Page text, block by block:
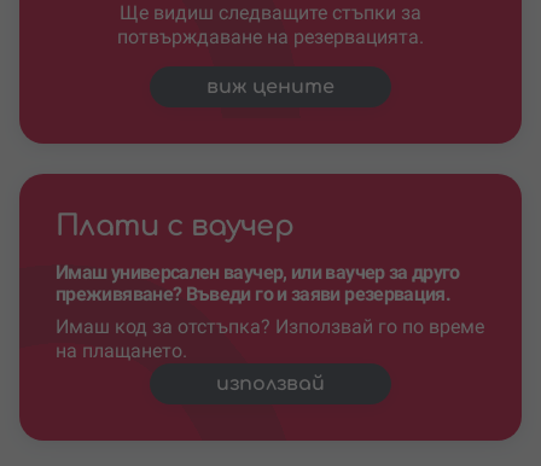
Ще видиш следващите стъпки за
потвърждаване на резервацията.
виж цените
Плати с ваучер
Имаш универсален ваучер, или ваучер за друго
преживяване? Въведи го и заяви резервация.
Имаш код за отстъпка? Използвай го по време
на плащането.
използвай